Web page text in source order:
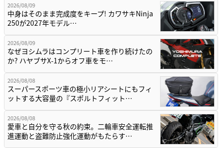
2026/08/09
中身はそのまま完成度をキープ! カワサキNinja
250が2027年モデル…
2026/08/09
なぜヨシムラはコンプリート車を作り続けたの
か? ハヤブサX-1からオフ車をモ…
2026/08/08
スーパースポーツ車の極小リアシートにもフィ
ットする大容量の『スポルトフィット…
2026/08/08
愛車と自分を守る秋の約束。二輪車安全運転推
進運動と盗難防止強化運動がもたらす…